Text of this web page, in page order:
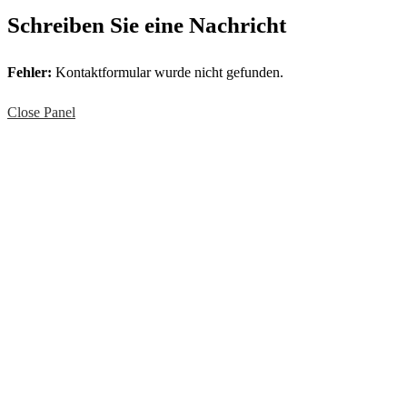
Schreiben Sie eine Nachricht
Fehler: Kontaktformular wurde nicht gefunden.
Close Panel